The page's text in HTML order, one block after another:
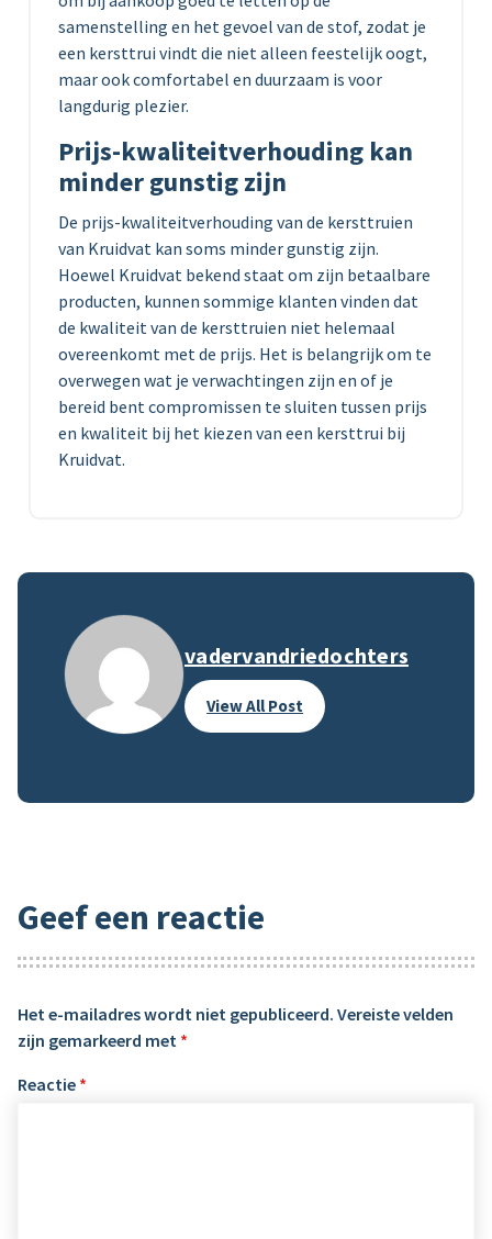
samenstelling en het gevoel van de stof, zodat je
een kersttrui vindt die niet alleen feestelijk oogt,
maar ook comfortabel en duurzaam is voor
langdurig plezier.
Prijs-kwaliteitverhouding kan
minder gunstig zijn
De prijs-kwaliteitverhouding van de kersttruien
van Kruidvat kan soms minder gunstig zijn.
Hoewel Kruidvat bekend staat om zijn betaalbare
producten, kunnen sommige klanten vinden dat
de kwaliteit van de kersttruien niet helemaal
overeenkomt met de prijs. Het is belangrijk om te
overwegen wat je verwachtingen zijn en of je
bereid bent compromissen te sluiten tussen prijs
en kwaliteit bij het kiezen van een kersttrui bij
Kruidvat.
vadervandriedochters
View All Post
Geef een reactie
Het e-mailadres wordt niet gepubliceerd. Vereiste velden
zijn gemarkeerd met *
Reactie *